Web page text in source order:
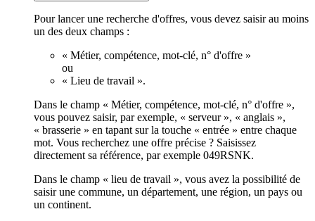
Pour lancer une recherche d'offres, vous devez saisir au moins
un des deux champs :
« Métier, compétence, mot-clé, n° d'offre »
ou
« Lieu de travail ».
Dans le champ « Métier, compétence, mot-clé, n° d'offre »,
vous pouvez saisir, par exemple, « serveur », « anglais »,
« brasserie » en tapant sur la touche « entrée » entre chaque
mot. Vous recherchez une offre précise ? Saisissez
directement sa référence, par exemple 049RSNK.
Dans le champ « lieu de travail », vous avez la possibilité de
saisir une commune, un département, une région, un pays ou
un continent.